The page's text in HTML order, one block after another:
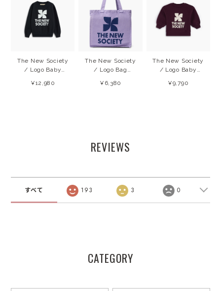
The New Society
/ Logo Baby
(Forged IronW)
¥12,980
The New Society
/ Logo Bag
26AW
¥6,380
The New Society
/ Logo Baby
(Winetasting)
¥9,790
REVIEWS
すべて 193 3 0
CATEGORY